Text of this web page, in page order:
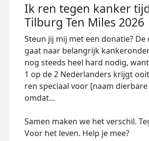
Ik ren tegen kanker
Tilburg Ten Miles 2026
Steun jij mij met een donatie?
gaat naar belangrijk
nog steeds heel hard nodig,
1 op de 2 Nederlanders krijgt
ren speciaal voor [naam
omdat...
Samen maken we het verschil.
Voor het leven. Help je mee?